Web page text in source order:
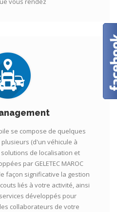
se compose de quelques
(d'un véhicule à
de localisation et
par GELETEC MAROC
façon significative la gestion
liés à votre activité, ainsi
développés pour
collaborateurs de votre